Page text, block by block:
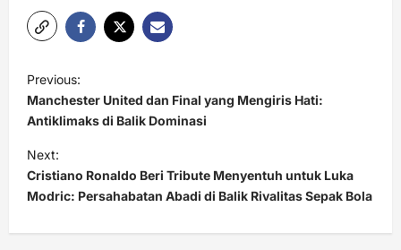
o
s
t
n
a
v
Previous:
Manchester United dan Final yang Mengiris Hati:
Antiklimaks di Balik Dominasi
Next:
Cristiano Ronaldo Beri Tribute Menyentuh untuk Luka
Modric: Persahabatan Abadi di Balik Rivalitas Sepak Bola